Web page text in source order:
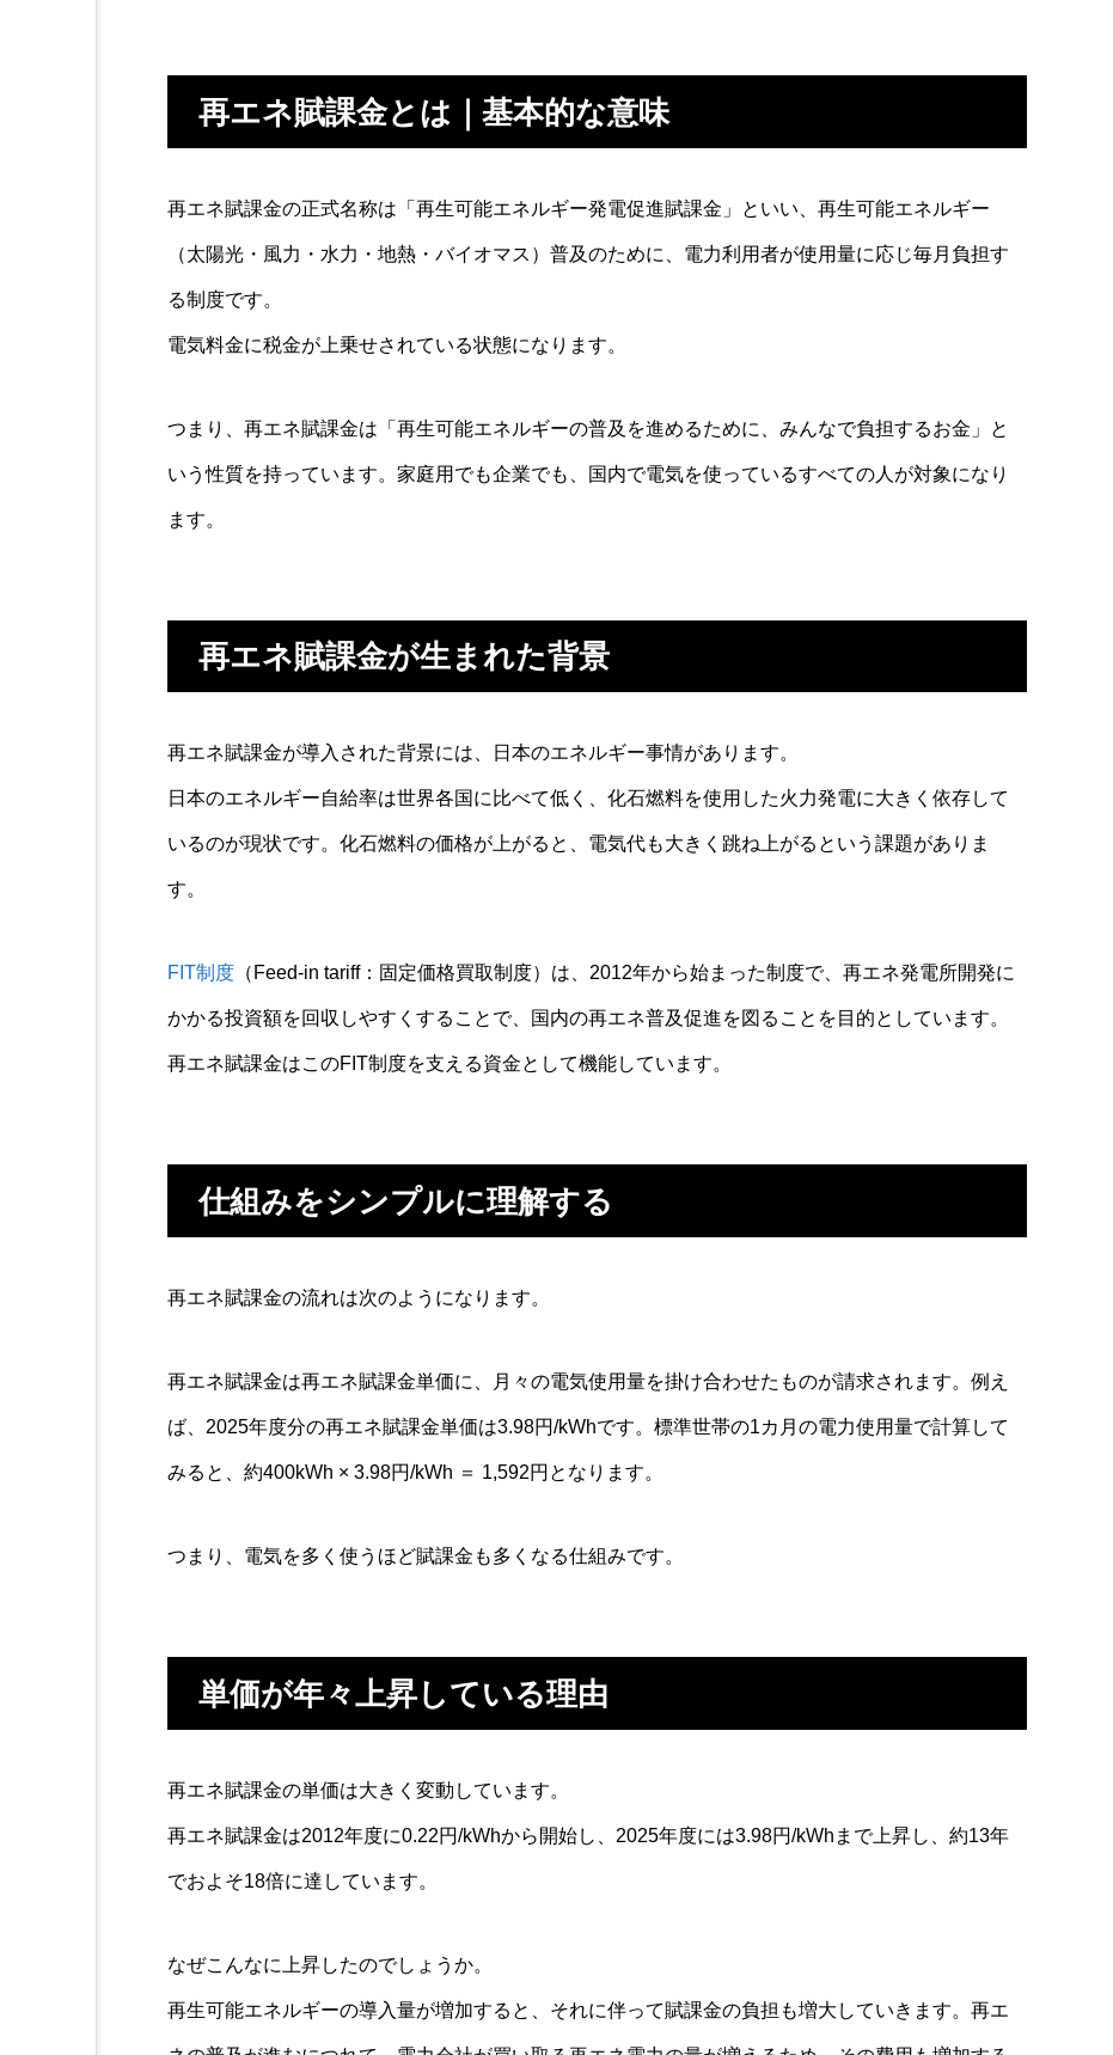
再エネ賦課金とは｜基本的な意味
再エネ賦課金の正式名称は「再生可能エネルギー発電促進賦課金」といい、再生可能エネルギー
（太陽光・風力・水力・地熱・バイオマス）普及のために、電力利用者が使用量に応じ毎月負担す
る制度です。
電気料金に税金が上乗せされている状態になります。
つまり、再エネ賦課金は「再生可能エネルギーの普及を進めるために、みんなで負担するお金」と
いう性質を持っています。家庭用でも企業でも、国内で電気を使っているすべての人が対象になり
ます。
再エネ賦課金が生まれた背景
再エネ賦課金が導入された背景には、日本のエネルギー事情があります。
日本のエネルギー自給率は世界各国に比べて低く、化石燃料を使用した火力発電に大きく依存して
いるのが現状です。化石燃料の価格が上がると、電気代も大きく跳ね上がるという課題がありま
す。
FIT制度 （Feed-in tariff：固定価格買取制度）は、2012年から始まった制度で、再エネ発電所開発に
かかる投資額を回収しやすくすることで、国内の再エネ普及促進を図ることを目的としています。
再エネ賦課金はこのFIT制度を支える資金として機能しています。
仕組みをシンプルに理解する
再エネ賦課金の流れは次のようになります。
再エネ賦課金は再エネ賦課金単価に、月々の電気使用量を掛け合わせたものが請求されます。例え
ば、2025年度分の再エネ賦課金単価は3.98円/kWhです。標準世帯の1カ月の電力使用量で計算して
みると、約400kWh × 3.98円/kWh ＝ 1,592円となります。
つまり、電気を多く使うほど賦課金も多くなる仕組みです。
単価が年々上昇している理由
再エネ賦課金の単価は大きく変動しています。
再エネ賦課金は2012年度に0.22円/kWhから開始し、2025年度には3.98円/kWhまで上昇し、約13年
でおよそ18倍に達しています。
なぜこんなに上昇したのでしょうか。
再生可能エネルギーの導入量が増加すると、それに伴って賦課金の負担も増大していきます。再エ